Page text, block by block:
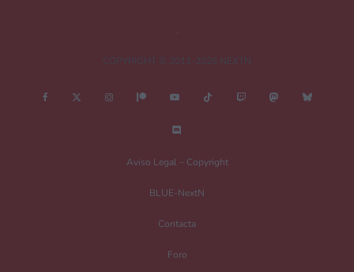
Aviso Legal – Copyright
BLUE-NextN
Contacta
Foro